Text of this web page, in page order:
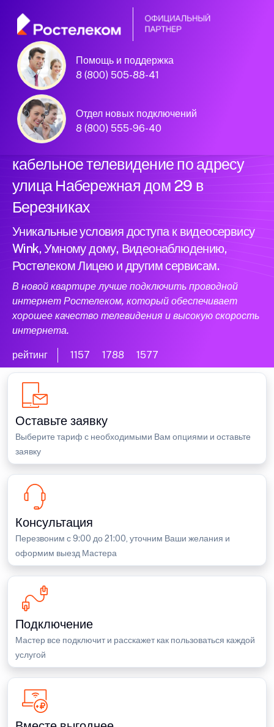
Помощь и поддержка
8 (800) 505-88-41
Отдел новых подключений
8 (800) 555-96-40
Официальный
партнер Ростелеком
Подключили новый интернет и
кабельное телевидение по адресу
улица Набережная дом 29 в
Березниках
Уникальные условия доступа к видеосервису
Wink, Умному дому, Видеонаблюдению,
Ростелеком Лицею и другим сервисам.
В новой квартире лучше подключить проводной
интернет Ростелеком, который обеспечивает
хорошее качество телевидения и высокую скорость
интернета.
рейтинг 1157 1788 1577
Оставьте заявку
Выберите тариф с необходимыми Вам опциями и оставьте
заявку
Консультация
Перезвоним с 9:00 до 21:00, уточним Ваши желания и
оформим выезд Мастера
Подключение
Мастер все подключит и расскажет как пользоваться каждой
услугой